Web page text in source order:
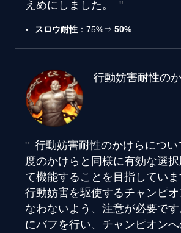
えめにしました。
スロウ耐性 ：75%⇒ 50%
行動妨害耐性の
行動妨害耐性のかけらにつ
度のかけらと同様に有効な選
て機能することを目指していま
行動妨害を駆使するチャンピ
なわないよう、注意が必要で
にバフを行い、チャンピオン